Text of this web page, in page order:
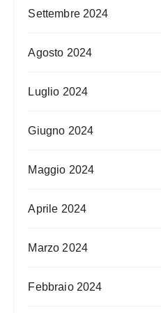
Settembre 2024
Agosto 2024
Luglio 2024
Giugno 2024
Maggio 2024
Aprile 2024
Marzo 2024
Febbraio 2024